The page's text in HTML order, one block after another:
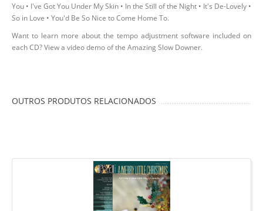
You • I've Got You Under My Skin • In the Still of the Night • It's De-Lovely •
So in Love • You'd Be So Nice to Come Home To.
Want to learn more about the tempo adjustment software included on
each CD? View a video demo of the Amazing Slow Downer.
OUTROS PRODUTOS RELACIONADOS